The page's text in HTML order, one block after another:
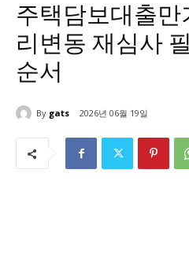
주택담보대출만
리변동 재심사
순서
By gats 2026년 06월 19일